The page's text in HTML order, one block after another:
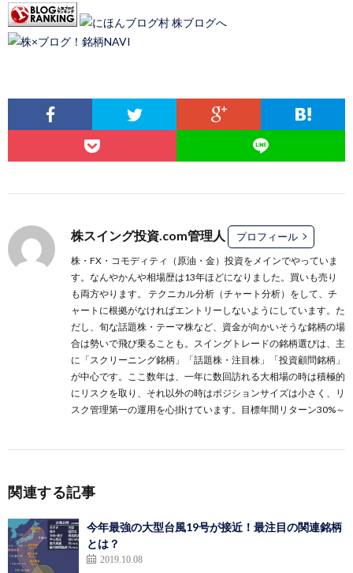
株スイング投資.com管理人 プロフィール
株・FX・コモディティ（原油・金）投資をメインでやっていま
す。なんやかんや相場歴は13年ほどになりました。買いも売り
も両方やります。 テクニカル分析（チャート分析）をして、チ
ャートに根拠がなければエントリーしないようにしています。た
だし、旬な話題株・テーマ株など、資金が向かいそうな銘柄の場
合は勢いで飛び乗ることも。スイングトレードの銘柄選びは、主
に 「スクリーニング銘柄」 「話題株・注目株」
「投資顧問銘柄」
が中心です。ここ数年は、一年に数回訪れる大相場の時は積極的
にリスクを取り、それ以外の時はポジションサイズは小さく、リ
スク管理第一の運用を心掛けています。目標年間リターン30%～
関連する記事
今年最強の大型台風19号が接近！最注目の関連銘柄
とは？
2019.10.08